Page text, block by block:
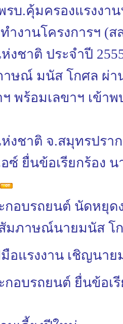
บ.คุ้มครองแรงงา
งานโครงการฯ (ส
งชาติ ประจำปี
ษณ์ มนัส โกศล ผ่า
พร้อมเลขาฯ เข้า
งชาติ จ.สมุทรปรา
อซ์ ยื่นข้อเรียกร้อง
กอบรถยนต์ นัดหยุด
มภาษณ์นายมนัส โ
อแรงงาน เชิญนาย
กอบรถยนต์ ยื่นข้อเ